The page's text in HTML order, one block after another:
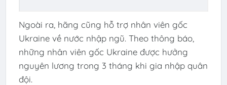
Ngoài ra, hãng cũng hỗ trợ nhân viên gốc
Ukraine về nước nhập ngũ. Theo thông báo,
những nhân viên gốc Ukraine được hưởng
nguyên lương trong 3 tháng khi gia nhập quân
đội.